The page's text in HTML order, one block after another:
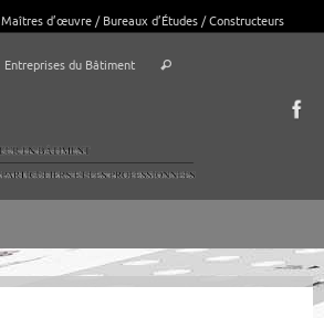
Maîtres d’œuvre / Bureaux d’Études / Constructeurs
Entreprises du Bâtiment Rechercher